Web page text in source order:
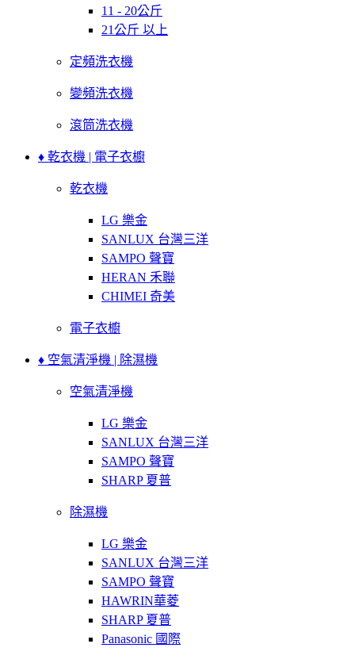
11 - 20公斤
21公斤 以上
定頻洗衣機
變頻洗衣機
滾筒洗衣機
♦ 乾衣機 | 電子衣櫥
乾衣機
LG 樂金
SANLUX 台灣三洋
SAMPO 聲寶
HERAN 禾聯
CHIMEI 奇美
電子衣櫥
♦ 空氣清淨機 | 除濕機
空氣清淨機
LG 樂金
SANLUX 台灣三洋
SAMPO 聲寶
SHARP 夏普
除濕機
LG 樂金
SANLUX 台灣三洋
SAMPO 聲寶
HAWRIN華菱
SHARP 夏普
Panasonic 國際